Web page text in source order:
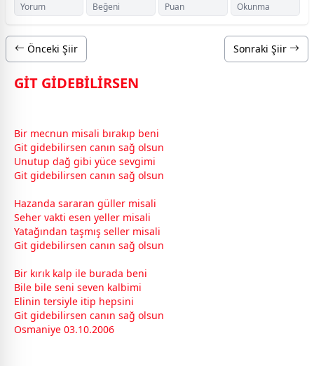
Yorum Beğeni Puan Okunma
Önceki Şiir Sonraki Şiir
GİT GİDEBİLİRSEN
Bir mecnun misali bırakıp beni
Git gidebilirsen canın sağ olsun
Unutup dağ gibi yüce sevgimi
Git gidebilirsen canın sağ olsun
Hazanda sararan güller misali
Seher vakti esen yeller misali
Yatağından taşmış seller misali
Git gidebilirsen canın sağ olsun
Bir kırık kalp ile burada beni
Bile bile seni seven kalbimi
Elinin tersiyle itip hepsini
Git gidebilirsen canın sağ olsun
Osmaniye 03.10.2006